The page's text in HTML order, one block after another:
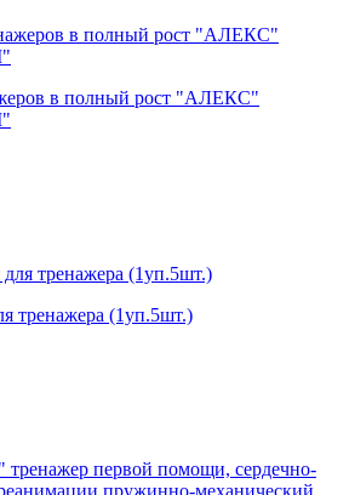
в полный рост "АЛЕКС"
тренажера (1уп.5шт.)